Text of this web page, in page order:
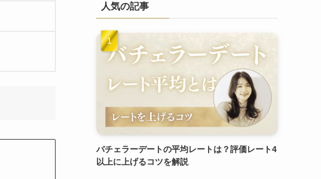
人気の記事
バチェラーデートの平均レートは？評価レート4
以上に上げるコツを解説